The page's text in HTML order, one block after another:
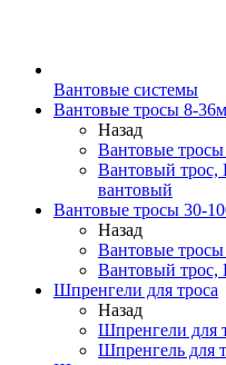
Вантовые системы
Вантовые тросы 8-
Назад
Вантовые
Вантовый трос,
вантовый
Вантовые тросы 30-
Назад
Вантовые
Вантовый трос,
Шпренгели для троса
Назад
Шпренгели для
Шпренгель для